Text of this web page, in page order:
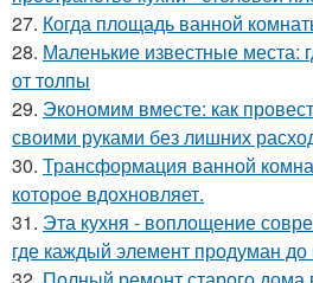
27. Когда площадь ванной
28. Маленькие известные места:
от толпы
29. Экономим вместе: как
своими руками без лишних
30. Трансформация ванной
которое вдохновляет.
31. Эта кухня - воплощение
где каждый элемент продуман до